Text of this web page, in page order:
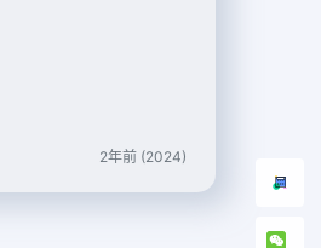
2年前 (2024)